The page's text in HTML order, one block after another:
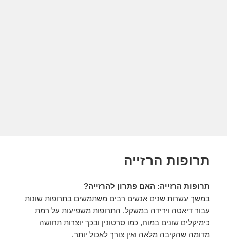
תרופות הרזייה
תרופות הרזייה: האם פתרון להרזייה?
במשך עשרות שנים אנשים רבים משתמשים בתרופות שונות
עבור דיאטה וירידה במשקל. התרופות משפיעות על רמת
כימיקלים שונים במוח, כמו סרטונין ובכך יוצרות תחושה
מדומה שהקיבה מלאה ואין צורך לאכול יותר.